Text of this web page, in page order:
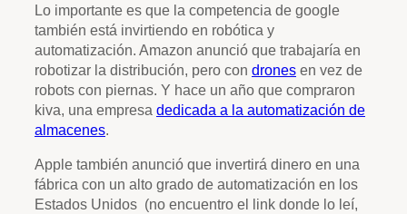
Lo importante es que la competencia de google
también está invirtiendo en robótica y
automatización. Amazon anunció que trabajaría en
robotizar la distribución, pero con drones en vez de
robots con piernas. Y hace un año que compraron
kiva, una empresa dedicada a la automatización de
almacenes.
Apple también anunció que invertirá dinero en una
fábrica con un alto grado de automatización en los
Estados Unidos (no encuentro el link donde lo leí,